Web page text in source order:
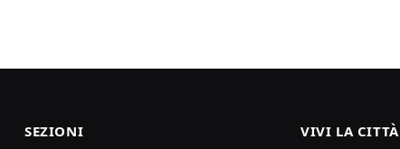
SEZIONI VIVI LA CITTÀ